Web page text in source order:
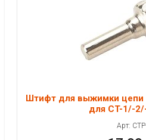
Штифт для выжимки цепи
для CT-1/-
Арт: